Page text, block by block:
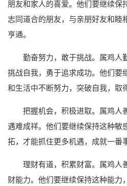
朋友和家人的喜爱。他们要继续保
志同道合的朋友，与亲朋好友和睦
亨通。
勤奋努力，敢于挑战。属鸡人
挑战自我，勇于追求成功。他们要
和生活中不断努力，突破自我，取
把握机会，积极进取。属鸡人
遇难成祥。他们要继续保持这种敏
拓，才能抓住更多机遇，成就一番
理财有道，积累财富。属鸡人
财能力。他们要继续保持这种能力